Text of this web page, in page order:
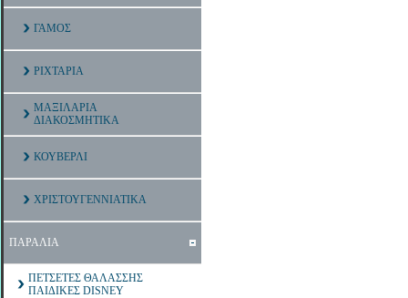
ΓΑΜΟΣ
ΡΙΧΤΑΡΙΑ
ΜΑΞΙΛΑΡΙΑ
ΔΙΑΚΟΣΜΗΤΙΚΑ
ΚΟΥΒΕΡΛΙ
ΧΡΙΣΤΟΥΓΕΝΝΙΑΤΙΚΑ
ΠΑΡΑΛΙΑ
ΠΕΤΣΕΤΕΣ ΘΑΛΑΣΣΗΣ
ΠΑΙΔΙΚΕΣ DISNEY